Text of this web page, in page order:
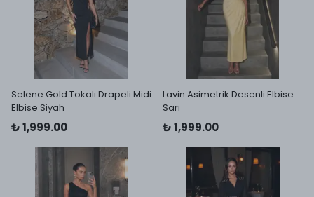
Selene Gold Tokalı Drapeli Midi
Elbise Siyah
₺ 1,999.00
Lavin Asimetrik Desenli Elbise
Sarı
₺ 1,999.00